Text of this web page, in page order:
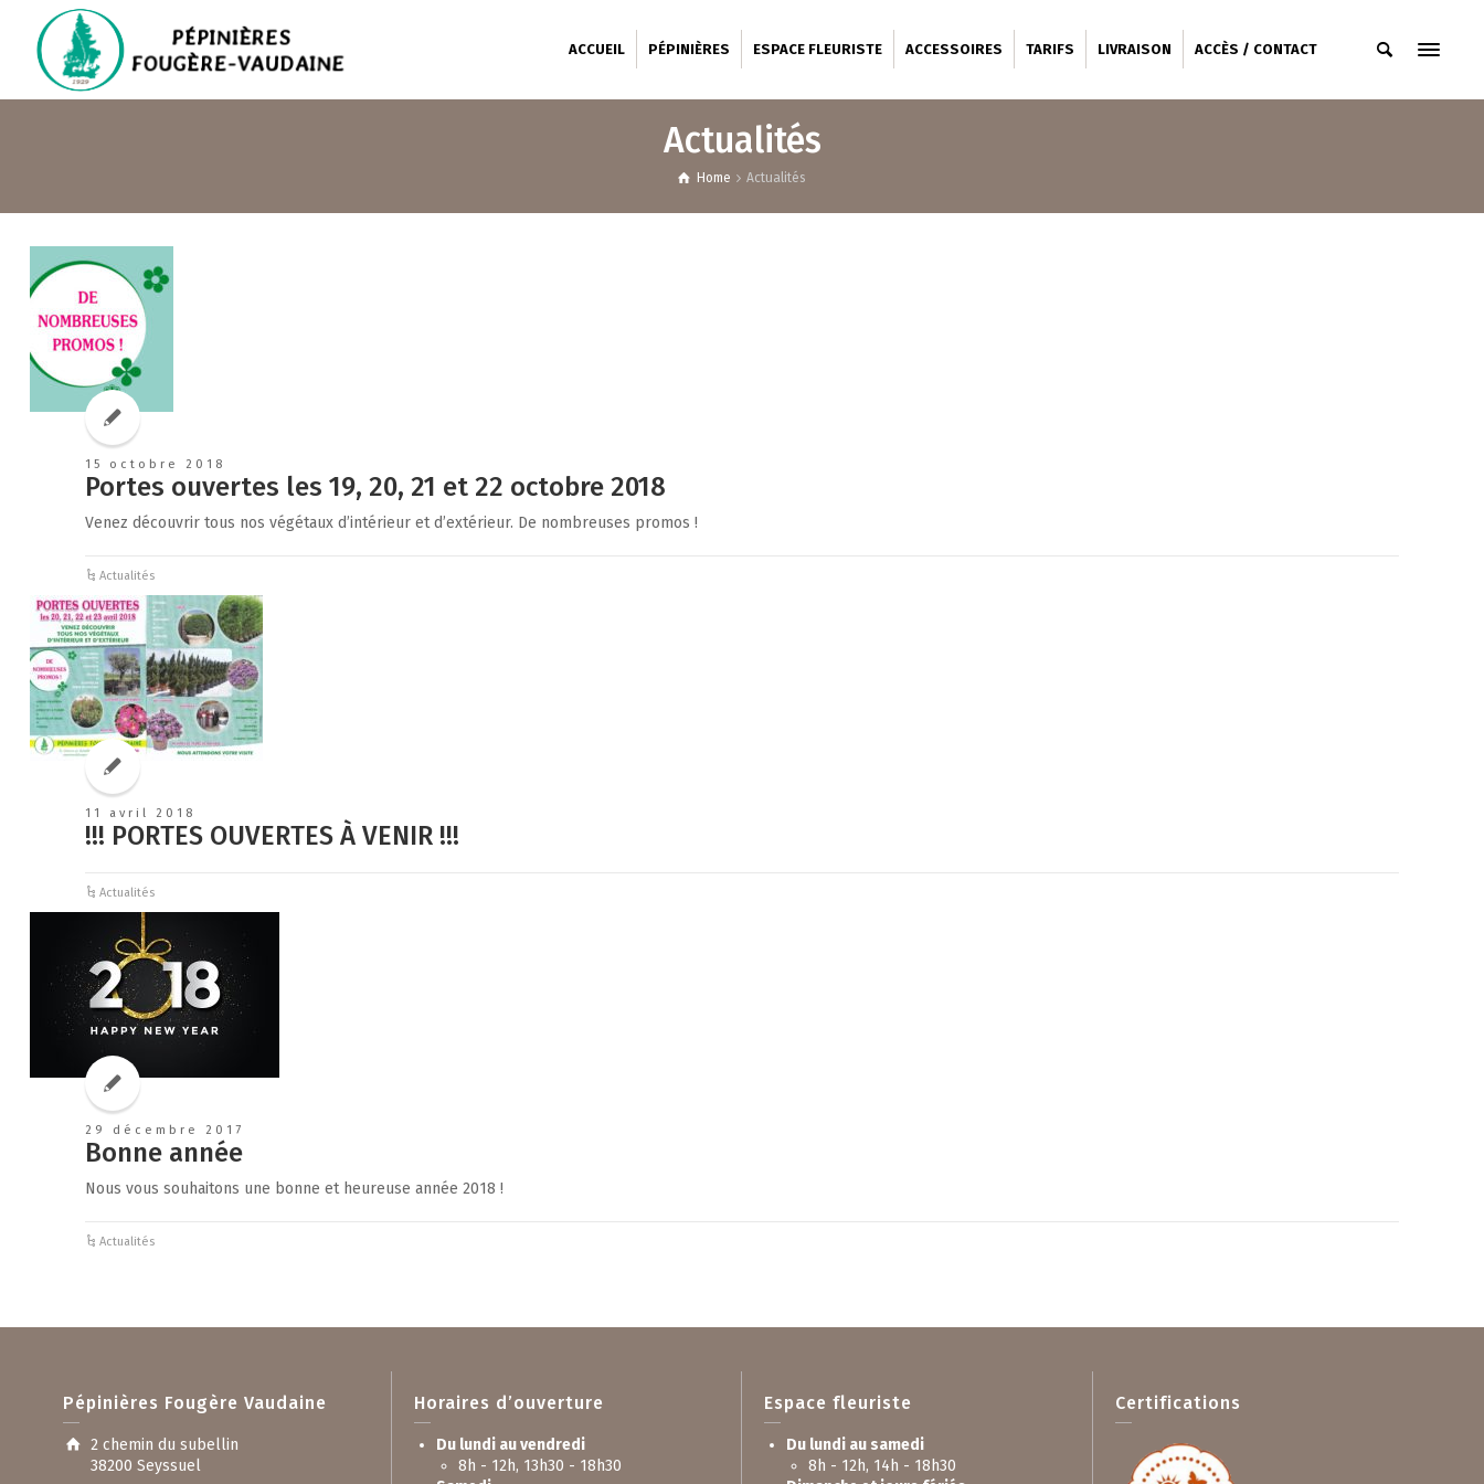
ACCUEIL PÉPINIÈRES ESPACE FLEURISTE ACCESSOIRES TARIFS LIVRAISON ACCÈS / CONTACT
Actualités
Home Actualités
15 octobre 2018
Portes ouvertes les 19, 20, 21 et 22 octobre 2018
Venez découvrir tous nos végétaux d’intérieur et d’extérieur. De nombreuses promos !
Actualités
11 avril 2018
!!! PORTES OUVERTES À VENIR !!!
Actualités
29 décembre 2017
Bonne année
Nous vous souhaitons une bonne et heureuse année 2018 !
Actualités
Pépinières Fougère Vaudaine
2 chemin du subellin
38200 Seyssuel
Horaires d’ouverture
Du lundi au vendredi
8h - 12h, 13h30 - 18h30
Espace fleuriste
Du lundi au samedi
8h - 12h, 14h - 18h30
Certifications